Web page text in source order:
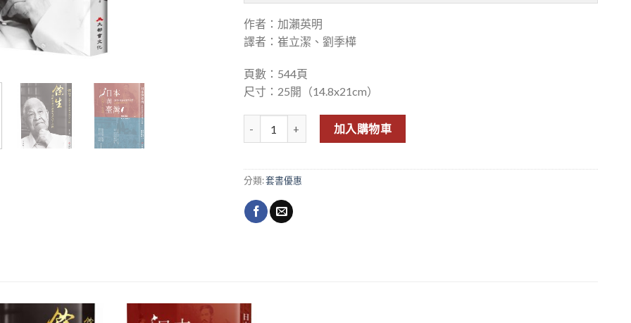
作者：加瀨英明
譯者：崔立潔、劉季樺
頁數：544頁
尺寸：25開（14.8x21cm）
《餘生：我的生命之旅與台灣民主之路》+《日本與臺灣：為何兩國是命運共同體？》限
加入購物車
分類:套書優惠